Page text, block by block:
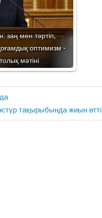
заң мен тәртіп,
оптимизм -
мәтіні
тақырыбында жиын өтті